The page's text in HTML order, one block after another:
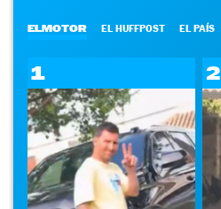
ELMOTOR EL HUFFPOST EL PAÍS
1 2